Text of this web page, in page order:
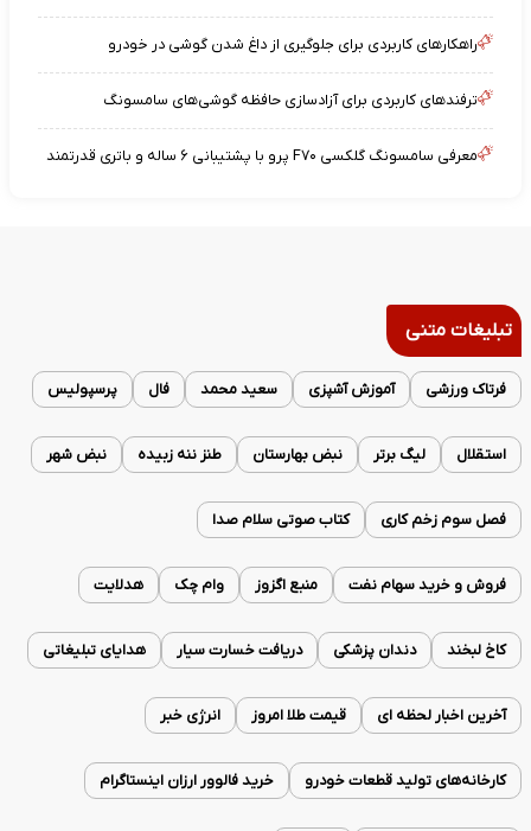
راهکارهای کاربردی برای جلوگیری از داغ شدن گوشی در خودرو
ترفندهای کاربردی برای آزادسازی حافظه گوشی‌های سامسونگ
معرفی سامسونگ گلکسی F۷۰ پرو با پشتیبانی ۶ ساله و باتری قدرتمند
تبلیغات متنی
فرتاک ورزشی آموزش آشپزی سعید محمد فال پرسپولیس
استقلال لیگ برتر نبض بهارستان طنز ننه زبیده نبض شهر
فصل سوم زخم کاری کتاب صوتی سلام صدا
فروش و خرید سهام نفت منبع اگزوز وام چک هدلایت
کاخ لبخند دندان پزشکی دریافت خسارت سیار هدایای تبلیغاتی
آخرین اخبار لحظه ای قیمت طلا امروز انرژی خبر
کارخانه‌های تولید قطعات خودرو خرید فالوور ارزان اینستاگرام